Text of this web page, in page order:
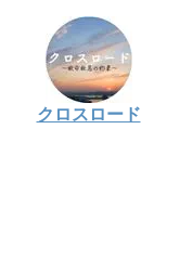
クロスロード